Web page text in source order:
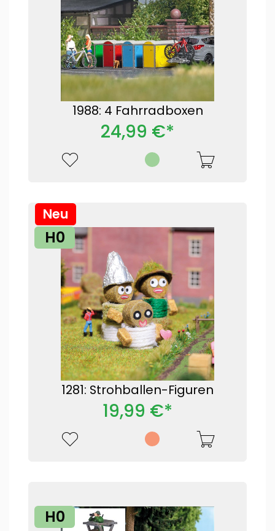
1988: 4 Fahrradboxen
24,99 €*
H0
1281: Strohballen-Figuren
Neu
19,99 €*
H0